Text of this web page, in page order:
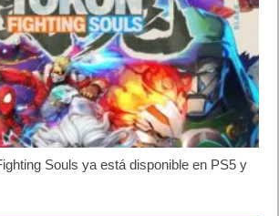
Souls ya está disponible en PS5 y